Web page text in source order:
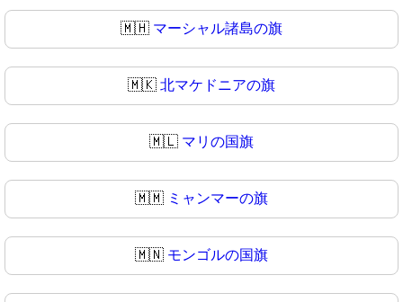
🇲🇭 マーシャル諸島の旗
🇲🇰 北マケドニアの旗
🇲🇱 マリの国旗
🇲🇲 ミャンマーの旗
🇲🇳 モンゴルの国旗